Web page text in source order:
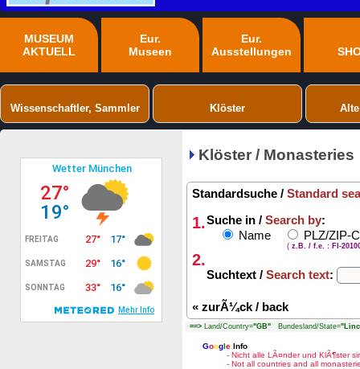
MUSEUM
AKTUELL
Eur.
Museen
Eur.
Ausstellungen
Wissenschaftler, Sammler Klöster
Klöster / Monasteries
Standardsuche / Standard
1.Suche in / Search by:
Name
PLZ/ZIP-
( z.B. / f.e. : FI-
2.
Suchtext / Search text:
« zurÃ¼ck / back
==> Land/Country="GB" Bundesland/State=
Google Info
- Nicht alle LÃ¤nder und KlÃ¶ster
- Not all countries and all